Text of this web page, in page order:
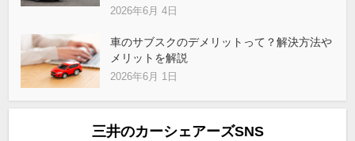
2026年6月 4日
車のサブスクのデメリットって？解決方法や
メリットを解説
2026年6月 1日
三井のカーシェアーズSNS